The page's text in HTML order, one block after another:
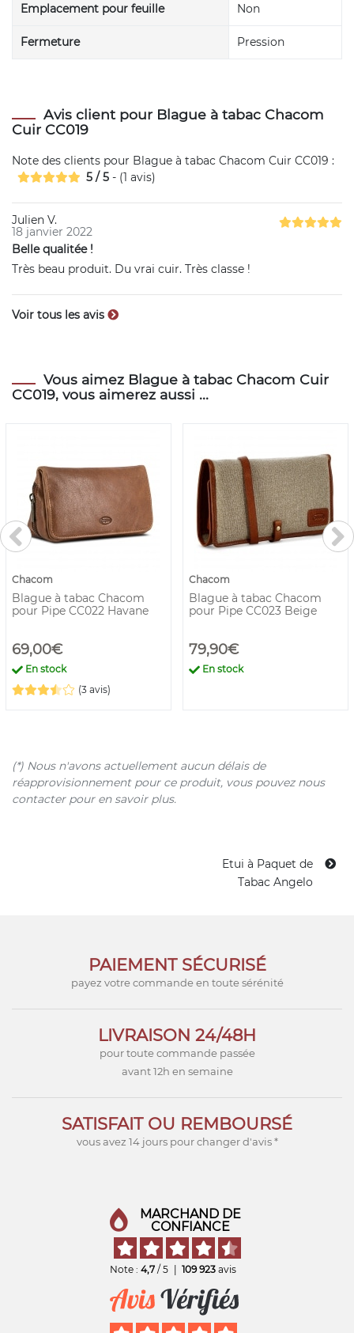
Emplacement pour feuille Non
Fermeture Pression
Avis client pour Blague à tabac Chacom
Cuir CC019
Note des clients pour Blague à tabac Chacom Cuir CC019 :
5 /5 - (1 avis)
Julien V.
18 janvier 2022
Belle qualitée !
Très beau produit. Du vrai cuir. Très classe !
Voir tous les avis
Vous aimez Blague à tabac Chacom Cuir
CC019, vous aimerez aussi ...
Chacom
Blague à tabac Chacom
pour Pipe CC022 Havane
69,00€
En stock
(3 avis)
Chacom
Blague à tabac Chacom
pour Pipe CC023 Beige
79,90€
En stock
(*) Nous n'avons actuellement aucun délais de
réapprovisionnement pour ce produit, vous pouvez nous
contacter pour en savoir plus.
Etui à Paquet de
Tabac Angelo
PAIEMENT SÉCURISÉ
payez votre commande en toute sérénité
LIVRAISON 24/48H
pour toute commande passée
avant 12h en semaine
SATISFAIT OU REMBOURSÉ
vous avez 14 jours pour changer d'avis *
MARCHAND DE
CONFIANCE
Note : 4,7 / 5 109 923 avis